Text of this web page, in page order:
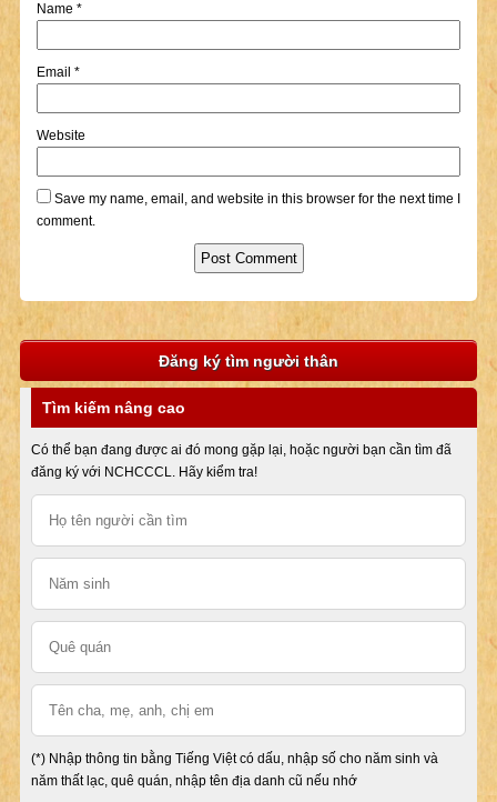
Name *
Email *
Website
Save my name, email, and website in this browser for the next time I
comment.
Đăng ký tìm người thân
Tìm kiếm nâng cao
Có thể bạn đang được ai đó mong gặp lại, hoặc người bạn cần tìm đã
đăng ký với NCHCCCL. Hãy kiểm tra!
(*) Nhập thông tin bằng Tiếng Việt có dấu, nhập số cho năm sinh và
năm thất lạc, quê quán, nhập tên địa danh cũ nếu nhớ